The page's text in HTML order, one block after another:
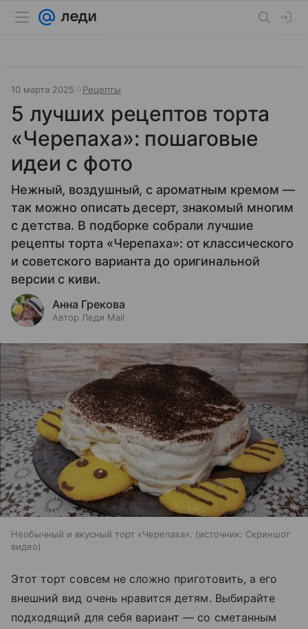
10 марта 2025 Рецепты
5 лучших рецептов торта
«Черепаха»: пошаговые
идеи с фото
Нежный, воздушный, с ароматным кремом —
так можно описать десерт, знакомый многим
с детства. В подборке собрали лучшие
рецепты торта «Черепаха»: от классического
и советского варианта до оригинальной
версии с киви.
Анна Грекова
Автор Леди Mail
Необычный и вкусный торт «Черепаха». источник: Скриншот
видео
Этот торт совсем не сложно приготовить, а его
внешний вид очень нравится детям. Выбирайте
подходящий для себя вариант — со сметанным